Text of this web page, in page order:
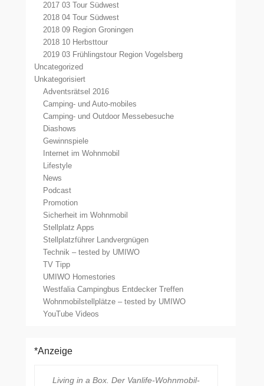
2017 03 Tour Südwest
2018 04 Tour Südwest
2018 09 Region Groningen
2018 10 Herbsttour
2019 03 Frühlingstour Region Vogelsberg
Uncategorized
Unkategorisiert
Adventsrätsel 2016
Camping- und Auto-mobiles
Camping- und Outdoor Messebesuche
Diashows
Gewinnspiele
Internet im Wohnmobil
Lifestyle
News
Podcast
Promotion
Sicherheit im Wohnmobil
Stellplatz Apps
Stellplatzführer Landvergnügen
Technik – tested by UMIWO
TV Tipp
UMIWO Homestories
Westfalia Campingbus Entdecker Treffen
Wohnmobilstellplätze – tested by UMIWO
YouTube Videos
*Anzeige
Living in a Box. Der Vanlife-Wohnmobil-